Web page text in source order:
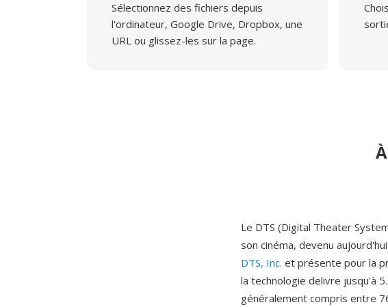
Sélectionnez des fichiers depuis
l'ordinateur, Google Drive, Dropbox, une
URL ou glissez-les sur la page.
Le DTS (Digital Theater
son cinéma, devenu
DTS, Inc. et présente pour la
la technologie delivre jusqu'à
généralement compris entre